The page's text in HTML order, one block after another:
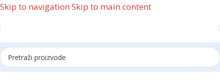
Skip to navigation Skip to main content
Reklama